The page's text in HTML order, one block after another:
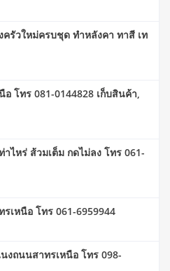
รัวใหม่ครบชุด ทำหลังคา ทาสี เท
โทร 081-0144828 เก็บสินค้า,
ไหร่ ส้วมเต็ม กดไม่ลง โทร 061-
เหนือ โทร 061-6959944
งถนนสาทรเหนือ โทร 098-